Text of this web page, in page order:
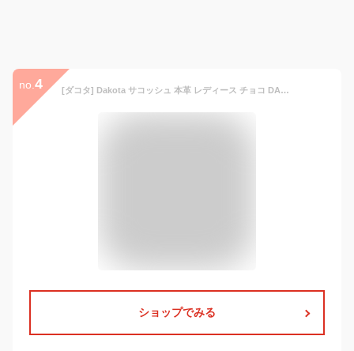
no. 4 [ダコタ] Dakota サコッシュ 本革 レディース チョコ DA-1033763-41
ショップでみる